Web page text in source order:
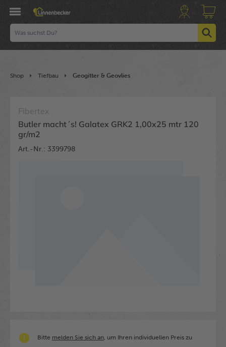
Shop Tiefbau Geogitter & Geovlies
Fibertex
Butler macht´s! Galatex GRK2 1,00x25 mtr 120
gr/m2
Art.-Nr.: 3399798
Bitte melden Sie sich an , um Ihren individuellen Preis zu